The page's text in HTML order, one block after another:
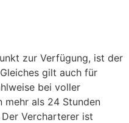
zur Verfügung, ist der
gilt auch für
bei voller
als 24 Stunden
Vercharterer ist